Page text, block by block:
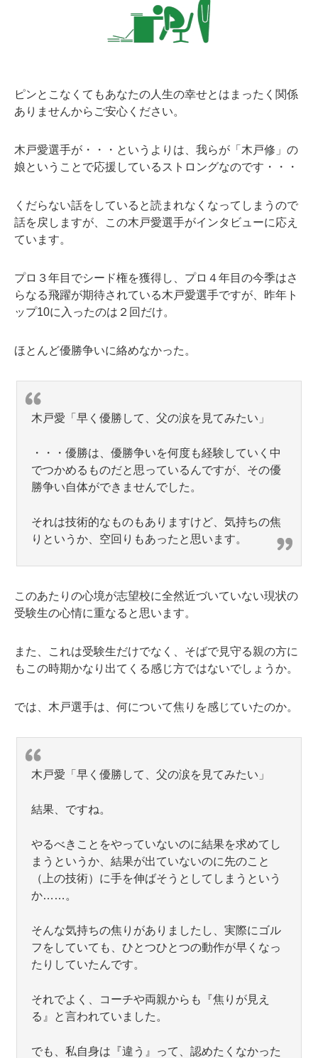
ピンとこなくてもあなたの人生の幸せとはまったく関係
ありませんからご安心ください。
木戸愛選手が・・・というよりは、我らが「木戸修」の
娘ということで応援しているストロングなのです・・・
くだらない話をしていると読まれなくなってしまうので
話を戻しますが、この木戸愛選手がインタビューに応え
ています。
プロ３年目でシード権を獲得し、プロ４年目の今季はさ
らなる飛躍が期待されている木戸愛選手ですが、昨年ト
ップ10に入ったのは２回だけ。
ほとんど優勝争いに絡めなかった。
木戸愛「早く優勝して、父の涙を見てみたい」
・・・優勝は、優勝争いを何度も経験していく中
でつかめるものだと思っているんですが、その優
勝争い自体ができませんでした。
それは技術的なものもありますけど、気持ちの焦
りというか、空回りもあったと思います。
このあたりの心境が志望校に全然近づいていない現状の
受験生の心情に重なると思います。
また、これは受験生だけでなく、そばで見守る親の方に
もこの時期かなり出てくる感じ方ではないでしょうか。
では、木戸選手は、何について焦りを感じていたのか。
木戸愛「早く優勝して、父の涙を見てみたい」
結果、ですね。
やるべきことをやっていないのに結果を求めてし
まうというか、結果が出ていないのに先のこと
（上の技術）に手を伸ばそうとしてしまうという
か……。
そんな気持ちの焦りがありましたし、実際にゴル
フをしていても、ひとつひとつの動作が早くなっ
たりしていたんです。
それでよく、コーチや両親からも『焦りが見え
る』と言われていました。
でも、私自身は『違う』って、認めたくなかった